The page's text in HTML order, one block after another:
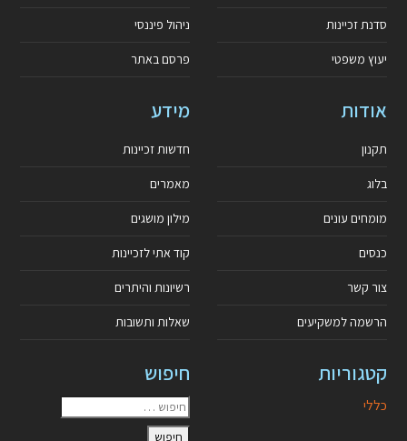
סדנת זכיינות
יעוץ משפטי
ניהול פיננסי
פרסם באתר
אודות
תקנון
בלוג
מומחים עונים
כנסים
צור קשר
הרשמה למשקיעים
מידע
חדשות זכיינות
מאמרים
מילון מושגים
קוד אתי לזכיינות
רשיונות והיתרים
שאלות ותשובות
קטגוריות
כללי
חיפוש